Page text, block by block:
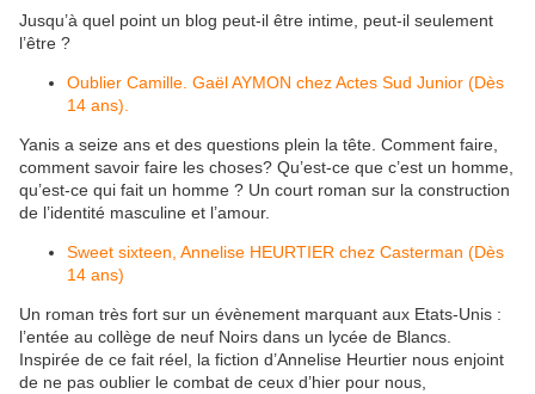
Jusqu’à quel point un blog peut-il être intime, peut-il seulement
l’être ?
Oublier Camille. Gaël AYMON chez Actes Sud Junior (Dès
14 ans).
Yanis a seize ans et des questions plein la tête. Comment faire,
comment savoir faire les choses? Qu’est-ce que c’est un homme,
qu’est-ce qui fait un homme ? Un court roman sur la construction
de l’identité masculine et l’amour.
Sweet sixteen, Annelise HEURTIER chez Casterman (Dès
14 ans)
Un roman très fort sur un évènement marquant aux Etats-Unis :
l’entée au collège de neuf Noirs dans un lycée de Blancs.
Inspirée de ce fait réel, la fiction d’Annelise Heurtier nous enjoint
de ne pas oublier le combat de ceux d’hier pour nous,